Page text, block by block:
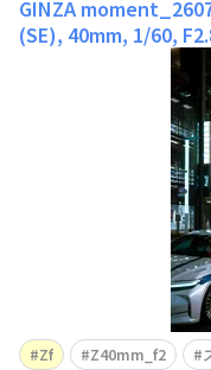
GINZA
(SE), 40mm, 1/60,
Zf Z40mm_f2